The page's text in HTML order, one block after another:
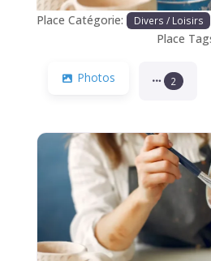
Place Catégorie: Divers / Loisirs
Place
Photos 2